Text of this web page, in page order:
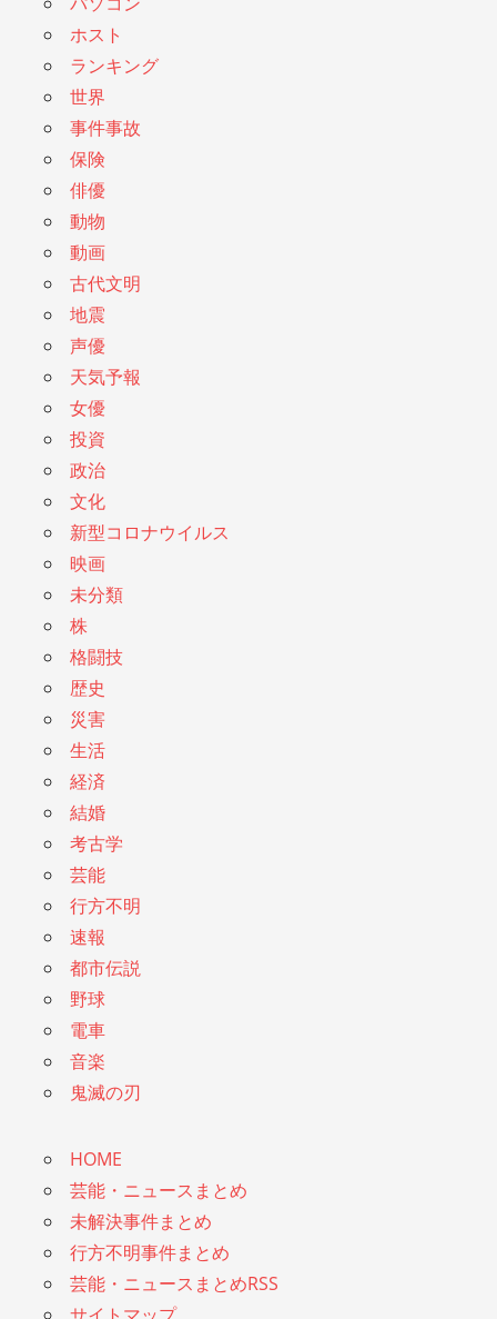
ホスト
ランキング
世界
事件事故
保険
俳優
動物
動画
古代文明
地震
声優
天気予報
女優
投資
政治
文化
新型コロナウイルス
映画
未分類
株
格闘技
歴史
災害
生活
経済
結婚
考古学
芸能
行方不明
速報
都市伝説
野球
電車
音楽
鬼滅の刃
HOME
芸能・ニュースまとめ
未解決事件まとめ
行方不明事件まとめ
芸能・ニュースまとめRSS